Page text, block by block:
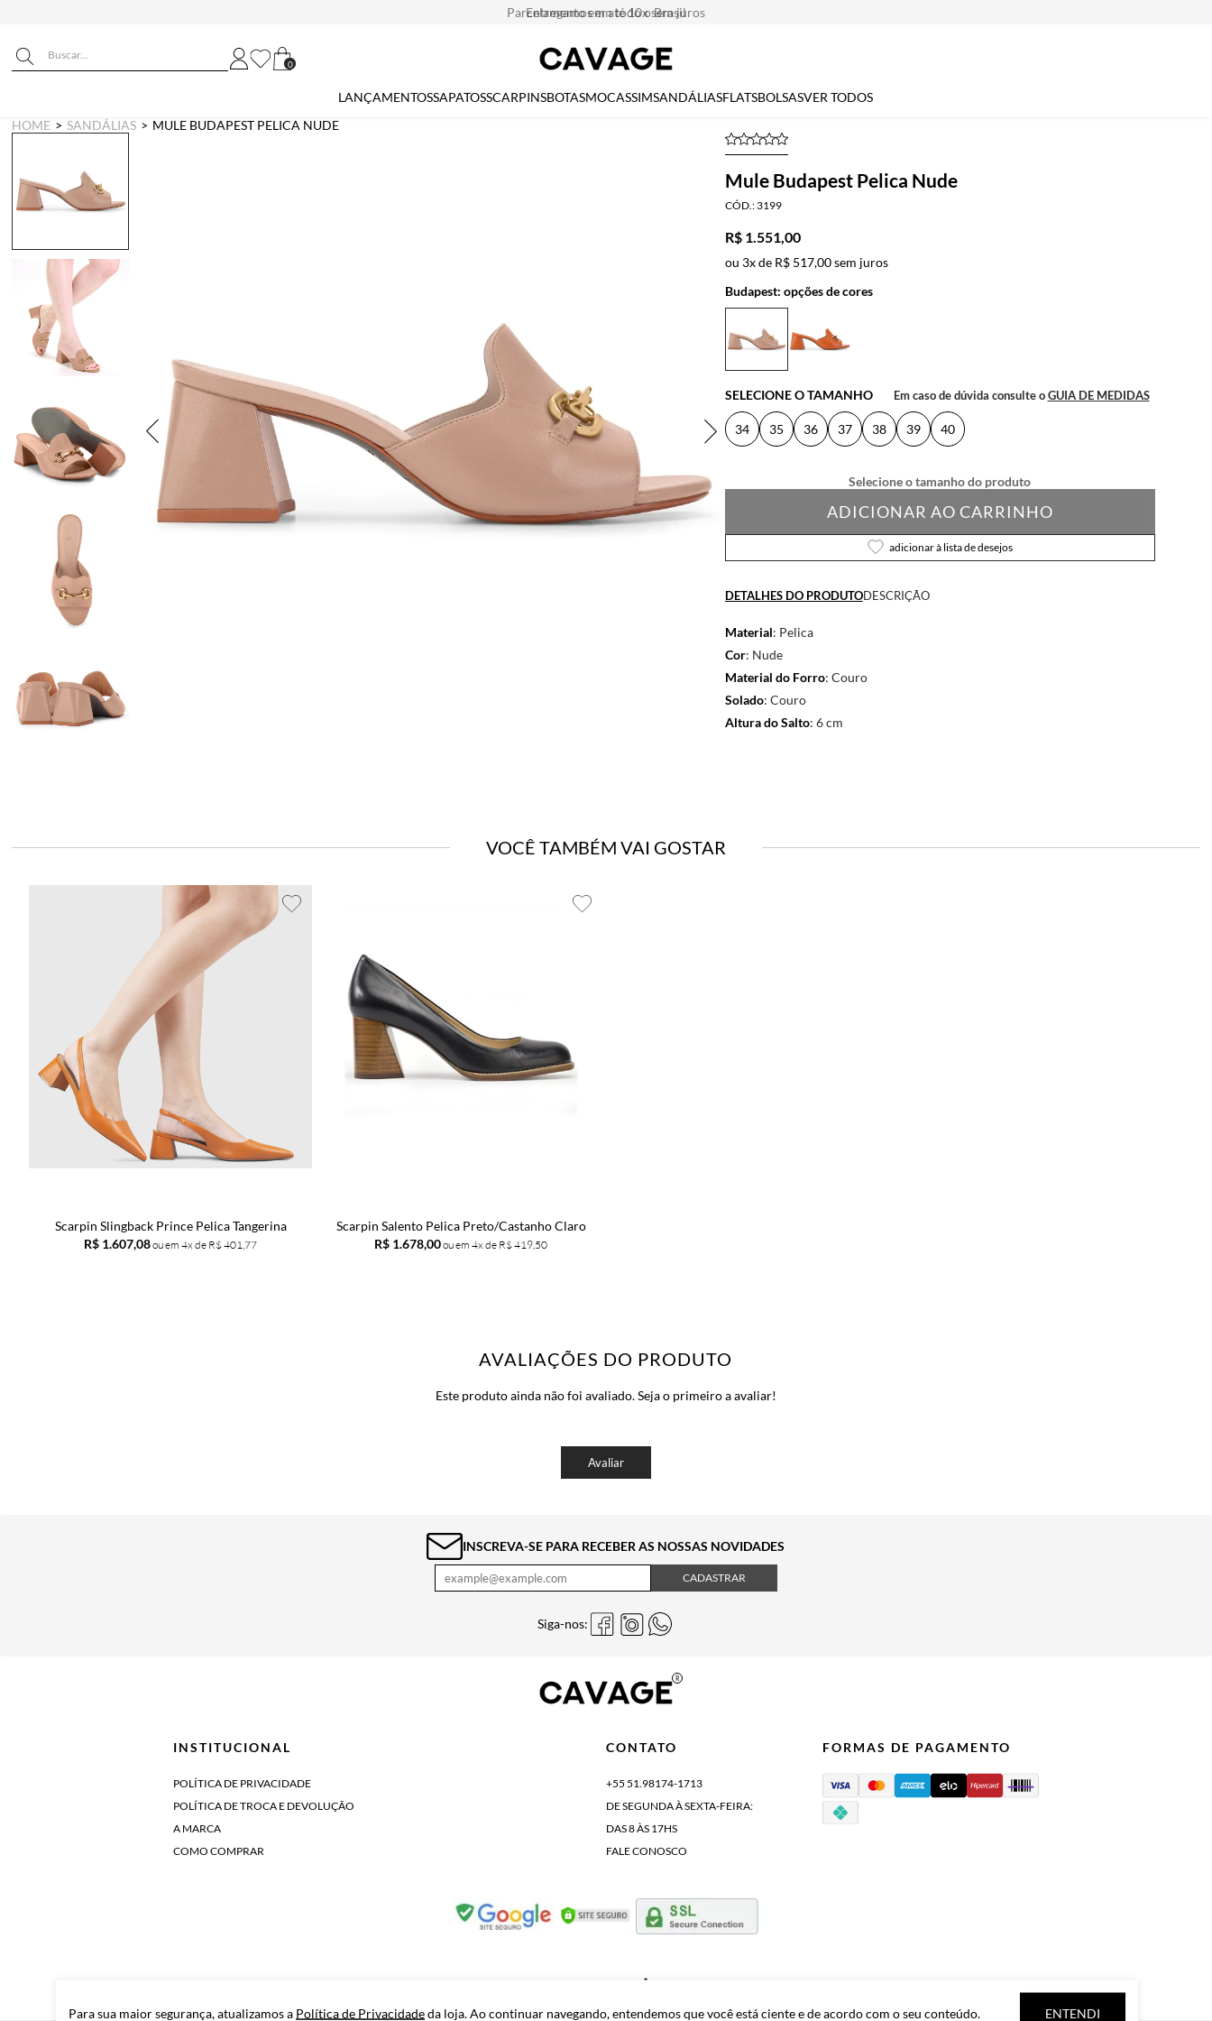
Para sua maior segurança, atualizamos a Política de Privacidadeda loja. Ao continuar navegando, entendemos que você está ciente e de acordo com o seu conteúdo. ENTENDI
Parcelamento em até 10x sem juros
0
LANÇAMENTOSSAPATOSSCARPINSBOTASMOCASSIMSANDÁLIASFLATSBOLSASVER TODOS
HOME
SANDÁLIAS MULE BUDAPEST PELICA NUDE
Mule Budapest Pelica Nude
3199
R$ 1.551,00
ou 3xde R$ 517,00sem juros
Budapest: opções de cores
SELECIONE O TAMANHO Em caso de dúvida consulte oGUIA DE MEDIDAS
34 35 36 37 38 39 40
ADICIONAR AO CARRINHO
adicionar à lista de desejos
DETALHES DO PRODUTODESCRIÇÃO
Material: Pelica
Cor: Nude
Material do Forro: Couro
Solado: Couro
Altura do Salto: 6 cm
VOCÊ TAMBÉM VAI GOSTAR
Scarpin Slingback Prince Pelica Tangerina
R$ 1.607,08
4x de R$ 401,77
Scarpin Salento Pelica Preto/Castanho Claro
R$ 1.678,00
4x de R$ 419,50
AVALIAÇÕES DO PRODUTO
Este produto ainda não foi avaliado. Seja o primeiro a avaliar!
Avaliar
INSCREVA-SE PARA RECEBER AS NOSSAS NOVIDADES
CADASTRAR
Siga-nos:
INSTITUCIONAL
POLÍTICA DE PRIVACIDADE
POLÍTICA DE TROCA E DEVOLUÇÃO
A MARCA
COMO COMPRAR
CONTATO
+55 51.98174-1713
DE SEGUNDA À SEXTA-FEIRA:
DAS 8 ÀS 17HS
FALE CONOSCO
FORMAS DE PAGAMENTO